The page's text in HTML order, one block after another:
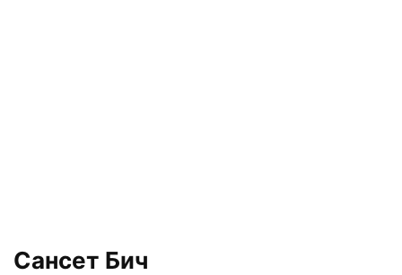
Сансет Бич